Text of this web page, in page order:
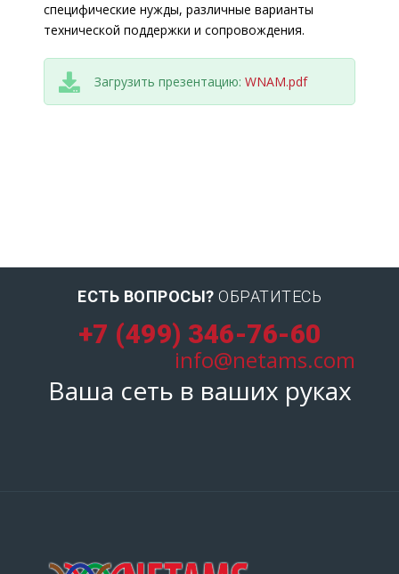
специфические нужды, различные варианты
технической поддержки и сопровождения.
Загрузить презентацию: WNAM.pdf
ЕСТЬ ВОПРОСЫ? ОБРАТИТЕСЬ
+7 (499) 346-76-60
info@netams.com
Ваша сеть в ваших руках